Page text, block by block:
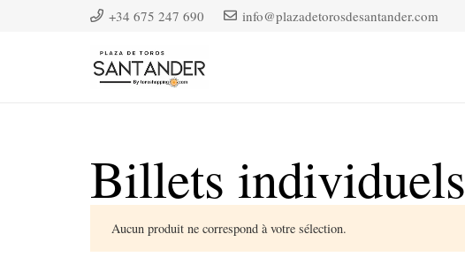
+34 675 247 690 info@plazadetorosdesantander.com
Billets individuels
Aucun produit ne correspond à votre sélection.